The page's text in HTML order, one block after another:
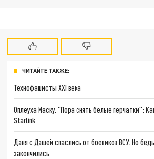
ЧИТАЙТЕ ТАКЖЕ:
Технофашисты XXI века
Оплеуха Маску. "Пора снять белые перчатки":
Starlink
Даня с Дашей спаслись от боевиков ВСУ. Но
закончились